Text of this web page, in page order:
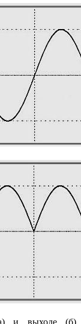
и выходе (б)